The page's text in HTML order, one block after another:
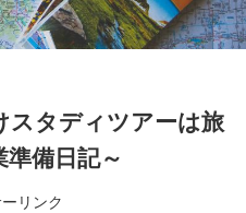
スタディツアーは旅
備日記～
リンク